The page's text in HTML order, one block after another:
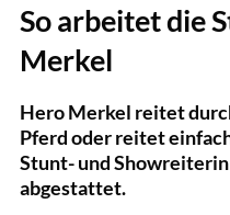
So arbeitet die
Merkel
Hero Merkel reitet
Pferd oder reitet
Stunt- und
abgestattet.